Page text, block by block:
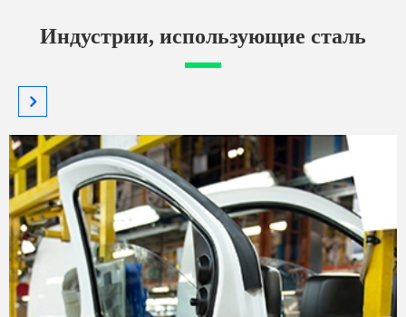
Индустрии, использующие сталь